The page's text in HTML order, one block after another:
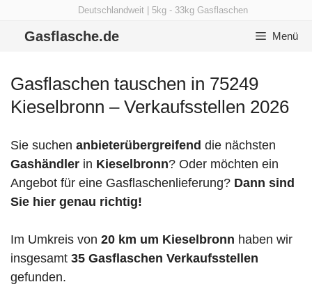
Deutschlandweit | 5kg - 33kg Gasflaschen
Gasflasche.de Menü
Gasflaschen tauschen in 75249
Kieselbronn – Verkaufsstellen 2026
Sie suchen anbieterübergreifend die nächsten
Gashändler in Kieselbronn? Oder möchten ein
Angebot für eine Gasflaschenlieferung? Dann sind
Sie hier genau richtig!
Im Umkreis von 20 km um Kieselbronn haben wir
insgesamt 35 Gasflaschen Verkaufsstellen
gefunden.